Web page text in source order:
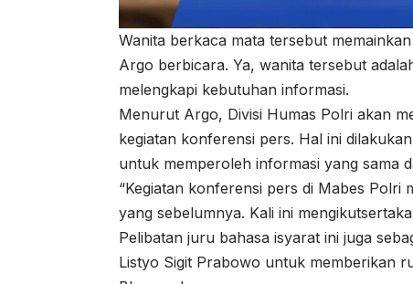
Wanita berkaca mata tersebut
Argo berbicara. Ya, wanita tersebut
melengkapi kebutuhan informasi.
Menurut Argo, Divisi Humas Polri akan
kegiatan konferensi pers. Hal ini
untuk memperoleh informasi yang sama
“Kegiatan konferensi pers di Mabes Polri
yang sebelumnya. Kali ini
Pelibatan juru bahasa isyarat ini juga
Listyo Sigit Prabowo untuk memberikan